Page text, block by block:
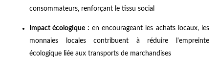
consommateurs, renforçant le tissu social
Impact écologique : en encourageant les achats locaux, les
monnaies locales contribuent à réduire l'empreinte
écologique liée aux transports de marchandises